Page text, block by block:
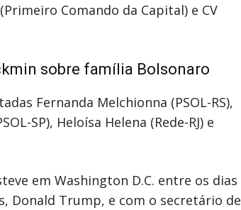
Comando da Capital) e CV
sobre família Bolsonaro
Fernanda Melchionna (PSOL-RS),
SP), Heloísa Helena (Rede-RJ) e
em Washington D.C. entre os dias
Donald Trump, e com o secretário de